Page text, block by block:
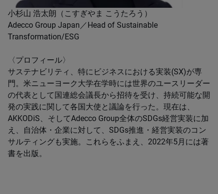
小杉山 浩太朗（こすぎやま こうたろう）
Adecco Group Japan／Head of Sustainable
Transformation/ESG
〈プロフィール〉
サステナビリティ、特にビジネスにおける実装(SX)が専
門。米ニューヨーク大学在学時には世界のユースリーダー
の代表として国連総会議長から招待を受け、持続可能な開
発の実践に関して各国大使と議論を行った。現在は、
AKKODiS、そしてAdecco Group全体のSDGs経営実装に加
え、自治体・企業に対して、SDGs推進・経営実装のコン
サルティングも実施。これらをふまえ、2022年5月には著
書を出版。